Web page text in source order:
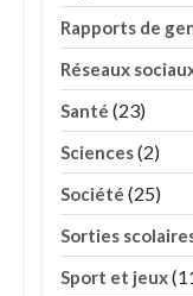
Rapports de
Réseaux
Santé (23)
Sciences(2)
Société (25)
Sorties
Sport et jeux